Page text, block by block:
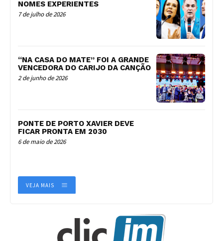
NOMES EXPERIENTES
7 de julho de 2026
“NA CASA DO MATE” FOI A GRANDE
VENCEDORA DO CARIJO DA CANÇÃO
2 de junho de 2026
PONTE DE PORTO XAVIER DEVE
FICAR PRONTA EM 2030
6 de maio de 2026
VEJA MAIS